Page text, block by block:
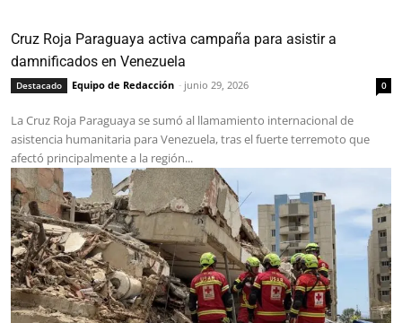
Cruz Roja Paraguaya activa campaña para asistir a
damnificados en Venezuela
Destacado Equipo de Redacción - junio 29, 2026 0
La Cruz Roja Paraguaya se sumó al llamamiento internacional de
asistencia humanitaria para Venezuela, tras el fuerte terremoto que
afectó principalmente a la región...